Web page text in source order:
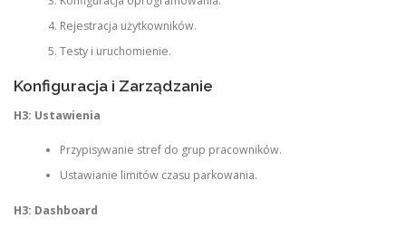
Rejestracja użytkowników.
Testy i uruchomienie.
Konfiguracja i Zarządzanie
H3: Ustawienia
Przypisywanie stref do grup pracowników.
Ustawianie limitów czasu parkowania.
H3: Dashboard